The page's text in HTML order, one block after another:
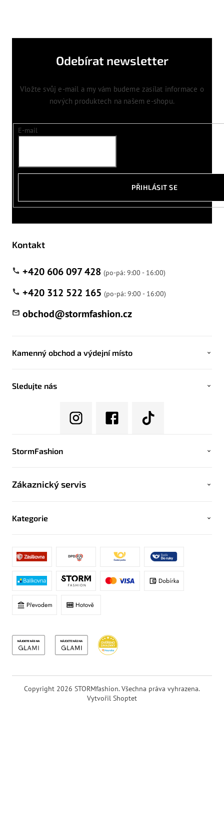
Odebírat newsletter
Vložte svůj e-mail a my vám budeme zasílat informace o
nových produktech na našem e-shopu.
E-mail
PŘIHLÁSIT SE
Kontakt
obchod@stormfashion.cz
+420 606 097 428
+420 312 522 165
Kamenný obchod a výdejní místo
Sledujte nás
StormFashion
Zákaznický servis
Kategorie
Vytvořil Shoptet
Copyright 2026 STORMfashion. Všechna práva vyhrazena.